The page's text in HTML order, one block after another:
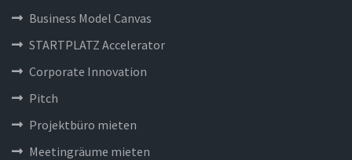
Business Model Canvas
STARTPLATZ Accelerator
Corporate Innovation
Pitch
Projektbüro mieten
Meetingräume mieten